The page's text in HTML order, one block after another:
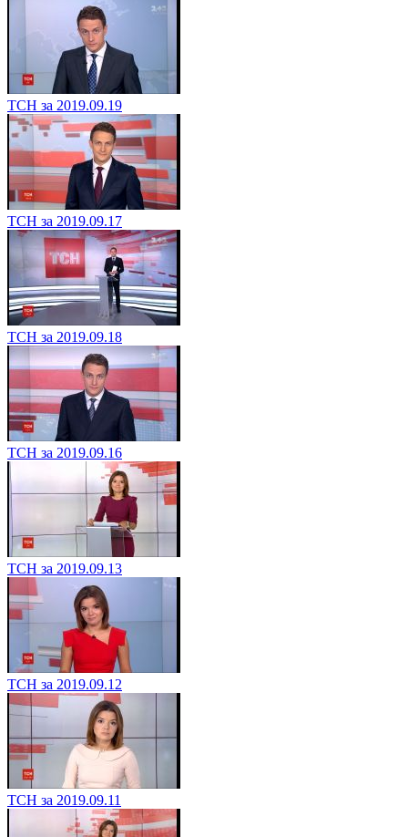
ТСН за 2019.09.19
ТСН за 2019.09.17
ТСН за 2019.09.18
ТСН за 2019.09.16
ТСН за 2019.09.13
ТСН за 2019.09.12
ТСН за 2019.09.11